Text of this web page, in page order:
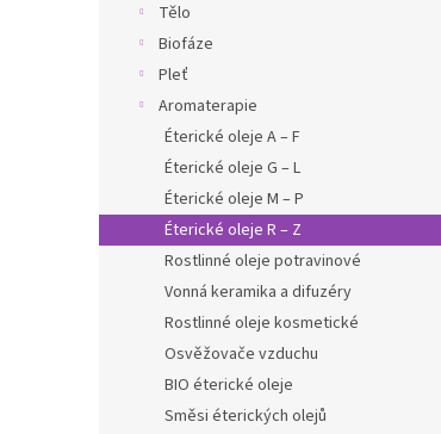
Tělo
Biofáze
Pleť
Aromaterapie
Éterické oleje A – F
Éterické oleje G – L
Éterické oleje M – P
Éterické oleje R – Z
Rostlinné oleje potravinové
Vonná keramika a difuzéry
Rostlinné oleje kosmetické
Osvěžovače vzduchu
BIO éterické oleje
Směsi éterických olejů